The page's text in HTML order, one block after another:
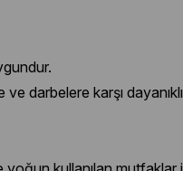
darbelere karşı